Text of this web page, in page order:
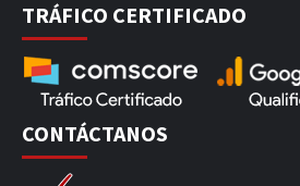
TRÁFICO CERTIFICADO
CONTÁCTANOS